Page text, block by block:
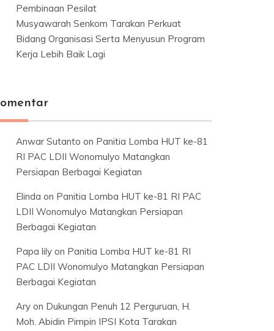
Pembinaan Pesilat
Musyawarah Senkom Tarakan Perkuat
Bidang Organisasi Serta Menyusun Program
Kerja Lebih Baik Lagi
Anwar Sutanto on Panitia Lomba HUT ke-81
RI PAC LDII Wonomulyo Matangkan
Persiapan Berbagai Kegiatan
Elinda on Panitia Lomba HUT ke-81 RI PAC
LDII Wonomulyo Matangkan Persiapan
Berbagai Kegiatan
Papa lily on Panitia Lomba HUT ke-81 RI
PAC LDII Wonomulyo Matangkan Persiapan
Berbagai Kegiatan
Ary on Dukungan Penuh 12 Perguruan, H.
Moh. Abidin Pimpin IPSI Kota Tarakan